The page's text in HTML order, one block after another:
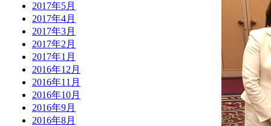
2017年5月
2017年4月
2017年3月
2017年2月
2017年1月
2016年12月
2016年11月
2016年10月
2016年9月
2016年8月